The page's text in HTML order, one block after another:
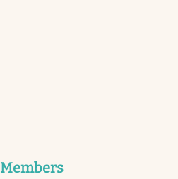
Members